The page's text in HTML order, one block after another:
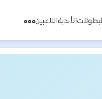
الأنديةاللاعبين